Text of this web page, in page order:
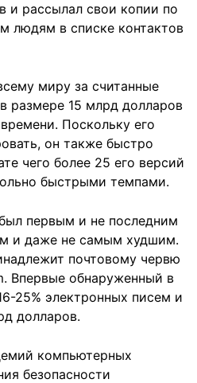
и рассылал свои копии по
людям в списке контактов
миру за считанные
размере 15 млрд долларов
Поскольку его
он также быстро
чего более 25 его версий
быстрыми темпами.
первым и не последним
и даже не самым худшим.
почтовому червю
Впервые обнаруженный в
25% электронных писем и
долларов.
компьютерных
безопасности